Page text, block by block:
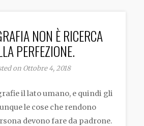
NON È RICERCA
PERFEZIONE.
on Ottobre 4, 2018
il lato umano, e quindi gli
le cose che rendono
devono fare da padrone.